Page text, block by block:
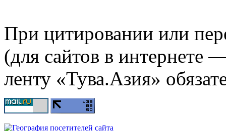
При цитировании или
(для сайтов в интернете
ленту «Тува.Азия»